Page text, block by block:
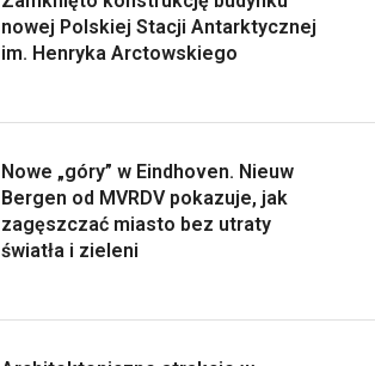
nowej Polskiej Stacji Antarktycznej
im. Henryka Arctowskiego
Nowe „góry” w Eindhoven. Nieuw
Bergen od MVRDV pokazuje, jak
zagęszczać miasto bez utraty
światła i zieleni